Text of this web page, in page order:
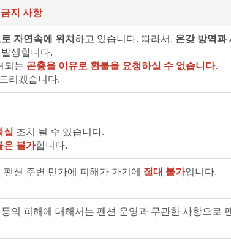
지 사항
자연속에 위치 하고 있습니다. 따라서, 온갖 방역과
생합니다.
되는 곤충을 이유로 환불을 요청하실 수 없습니다.
리겠습니다.
실 조치 될 수 있습니다.
은 불가합니다.
션 주변 민가에 피해가 가기에 절대 불가입니다.
의 피해에 대해서는 펜션 운영과 무관한 사항으로